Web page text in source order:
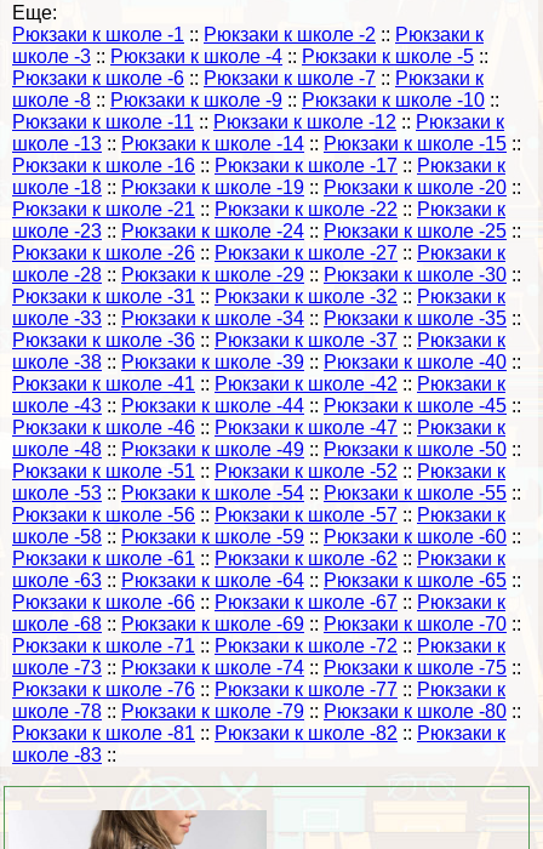
Еще:
Рюкзаки к школе -1 :: Рюкзаки к школе -2 :: Рюкзаки к
школе -3 :: Рюкзаки к школе -4 :: Рюкзаки к школе -5 ::
Рюкзаки к школе -6 :: Рюкзаки к школе -7 :: Рюкзаки к
школе -8 :: Рюкзаки к школе -9 :: Рюкзаки к школе -10 ::
Рюкзаки к школе -11 :: Рюкзаки к школе -12 :: Рюкзаки к
школе -13 :: Рюкзаки к школе -14 :: Рюкзаки к школе -15 ::
Рюкзаки к школе -16 :: Рюкзаки к школе -17 :: Рюкзаки к
школе -18 :: Рюкзаки к школе -19 :: Рюкзаки к школе -20 ::
Рюкзаки к школе -21 :: Рюкзаки к школе -22 :: Рюкзаки к
школе -23 :: Рюкзаки к школе -24 :: Рюкзаки к школе -25 ::
Рюкзаки к школе -26 :: Рюкзаки к школе -27 :: Рюкзаки к
школе -28 :: Рюкзаки к школе -29 :: Рюкзаки к школе -30 ::
Рюкзаки к школе -31 :: Рюкзаки к школе -32 :: Рюкзаки к
школе -33 :: Рюкзаки к школе -34 :: Рюкзаки к школе -35 ::
Рюкзаки к школе -36 :: Рюкзаки к школе -37 :: Рюкзаки к
школе -38 :: Рюкзаки к школе -39 :: Рюкзаки к школе -40 ::
Рюкзаки к школе -41 :: Рюкзаки к школе -42 :: Рюкзаки к
школе -43 :: Рюкзаки к школе -44 :: Рюкзаки к школе -45 ::
Рюкзаки к школе -46 :: Рюкзаки к школе -47 :: Рюкзаки к
школе -48 :: Рюкзаки к школе -49 :: Рюкзаки к школе -50 ::
Рюкзаки к школе -51 :: Рюкзаки к школе -52 :: Рюкзаки к
школе -53 :: Рюкзаки к школе -54 :: Рюкзаки к школе -55 ::
Рюкзаки к школе -56 :: Рюкзаки к школе -57 :: Рюкзаки к
школе -58 :: Рюкзаки к школе -59 :: Рюкзаки к школе -60 ::
Рюкзаки к школе -61 :: Рюкзаки к школе -62 :: Рюкзаки к
школе -63 :: Рюкзаки к школе -64 :: Рюкзаки к школе -65 ::
Рюкзаки к школе -66 :: Рюкзаки к школе -67 :: Рюкзаки к
школе -68 :: Рюкзаки к школе -69 :: Рюкзаки к школе -70 ::
Рюкзаки к школе -71 :: Рюкзаки к школе -72 :: Рюкзаки к
школе -73 :: Рюкзаки к школе -74 :: Рюкзаки к школе -75 ::
Рюкзаки к школе -76 :: Рюкзаки к школе -77 :: Рюкзаки к
школе -78 :: Рюкзаки к школе -79 :: Рюкзаки к школе -80 ::
Рюкзаки к школе -81 :: Рюкзаки к школе -82 :: Рюкзаки к
школе -83 ::